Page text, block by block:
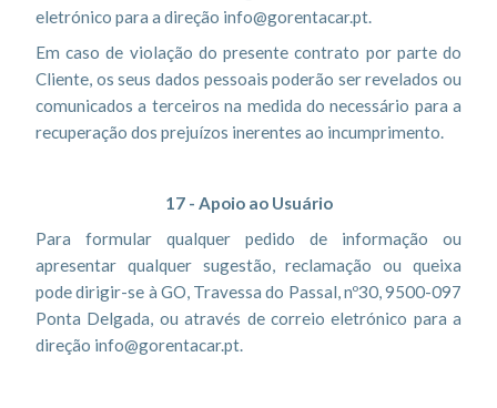
eletrónico para a direção info@gorentacar.pt.
Em caso de violação do presente contrato por parte do
Cliente, os seus dados pessoais poderão ser revelados ou
comunicados a terceiros na medida do necessário para a
recuperação dos prejuízos inerentes ao incumprimento.
17 - Apoio ao Usuário
Para formular qualquer pedido de informação ou
apresentar qualquer sugestão, reclamação ou queixa
pode dirigir-se à GO, Travessa do Passal, nº30, 9500-097
Ponta Delgada, ou através de correio eletrónico para a
direção info@gorentacar.pt.